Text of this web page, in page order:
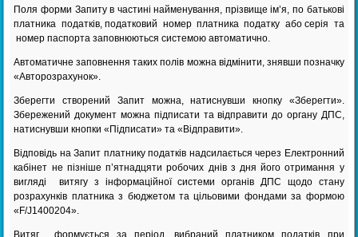
Поля форми Запиту в частині найменування, прізвище ім’я, по батькові
платника податків, податковий номер платника податку або серія та
номер паспорта заповнюються системою автоматично.
Автоматичне заповнення таких полів можна відмінити, знявши позначку
«Авторозрахунок».
Зберегти створений Запит можна, натиснувши кнопку «Зберегти».
Збережений документ можна підписати та відправити до органу ДПС,
натиснувши кнопки «Підписати» та «Відправити».
Відповідь на Запит платнику податків надсилається через Електронний
кабінет не пізніше п’ятнадцяти робочих днів з дня його отримання у
вигляді витягу з інформаційної системи органів ДПС щодо стану
розрахунків платника з бюджетом та цільовими фондами за формою
«F/J1400204».
Витяг формується за період, вибраний платником податків при